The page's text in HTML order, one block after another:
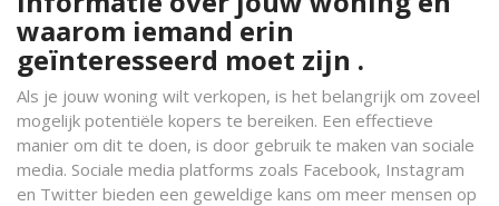
waarom iemand erin
geïnteresseerd moet zijn .
Als je jouw woning wilt verkopen, is het belangrijk om zoveel
mogelijk potentiële kopers te bereiken. Een effectieve
manier om dit te doen, is door gebruik te maken van sociale
media. Sociale media platforms zoals Facebook, Instagram
en Twitter bieden een geweldige kans om meer mensen op